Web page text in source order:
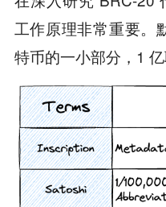
工作原理非常重要。
特币的一小部分，1 亿